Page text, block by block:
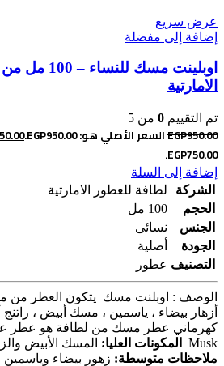
عرض سريع
إضافة إلى مفضلة
اوبلينت مسك
الامارتية
تم التقييم 0 من 5
EGP950.00 السعر الأصلي هو: EGP950.00.
EGP750.00.
إضافة إلى السلة
الشركة
لطافة للعطور الامارتية
الحجم
100 مل
الجنس
نسائى
الجودة
أصلية
التصنيف عطور
الوصف : اوبلنت مسك يتكون العطر من
أزهار بيضاء ، ياسمين ، مسك أبيض ، راتنج
كهرماني
Musk
المكونات العليا: المسك الأبيض
ملاحظات متوسطة: زهور بيضاء وياسمين